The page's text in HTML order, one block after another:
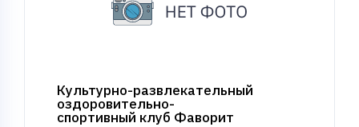
Культурно-развлекательный
оздоровительно-
спортивный клуб Фаворит